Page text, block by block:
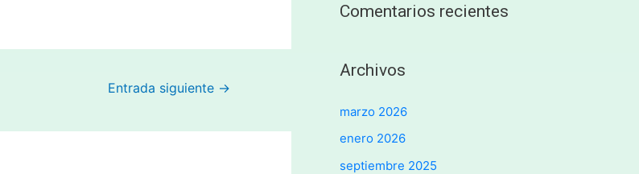
Entrada siguiente →
Comentarios recientes
Archivos
marzo 2026
enero 2026
septiembre 2025